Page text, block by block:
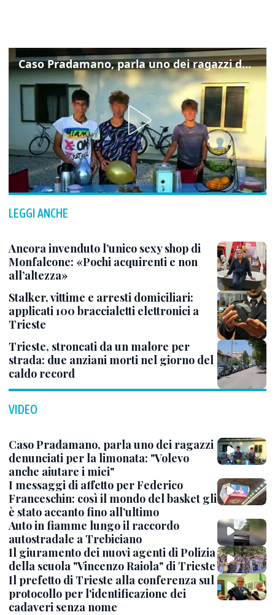
Caso Pradamano, parla uno dei ragazzi denunciati per la limonata: "Volevo anche aiutare i miei"
LEGGI ANCHE
Ancora invenduto l’unico sexy shop di
Monfalcone: «Pochi acquirenti e non
all’altezza»
Stalker, vittime e arresti domiciliari:
applicati 100 braccialetti elettronici a
Trieste
Trieste, stroncati da un malore per
strada: due anziani morti nel giorno del
caldo record
VIDEO
Caso Pradamano, parla uno dei ragazzi
denunciati per la limonata: "Volevo
anche aiutare i miei"
I messaggi di affetto per Federico
Franceschin: così il mondo del basket gli
è stato accanto fino all’ultimo
Auto in fiamme lungo il raccordo
autostradale a Trebiciano
Il giuramento dei nuovi agenti di Polizia
della scuola "Vincenzo Raiola" di Trieste
Il prefetto di Trieste alla conferenza sul
protocollo per l'identificazione dei
cadaveri senza nome